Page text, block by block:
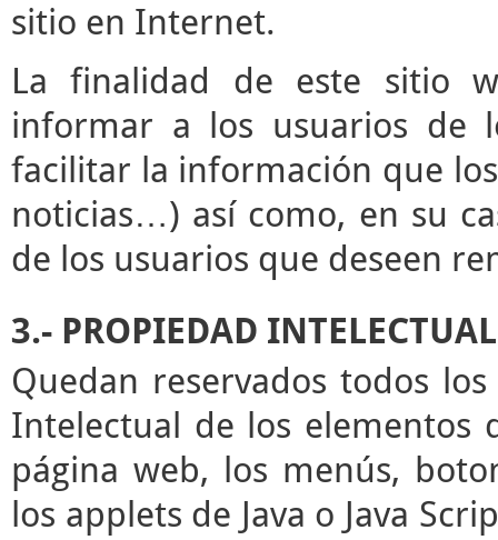
sitio en Internet.
La finalidad de este sitio
informar a los usuarios de
facilitar la información que
noticias…) así como, en su
de los usuarios que deseen
3.- PROPIEDAD
Quedan reservados todos
Intelectual de los elementos
página web, los menús,
los applets de Java o Java